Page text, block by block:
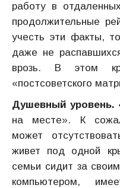
работу в
продолжительные
учесть эти факты,
даже не
врозь. В этом
«постсоветского
Душевный уровень.
на месте». К
может
живет под одной
семьи сидит за
компьютером,